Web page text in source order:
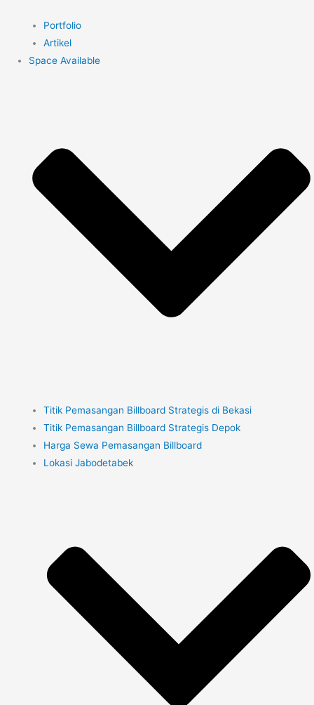
Portfolio
Artikel
Space Available
Titik Pemasangan Billboard Strategis di Bekasi
Titik Pemasangan Billboard Strategis Depok
Harga Sewa Pemasangan Billboard
Lokasi Jabodetabek